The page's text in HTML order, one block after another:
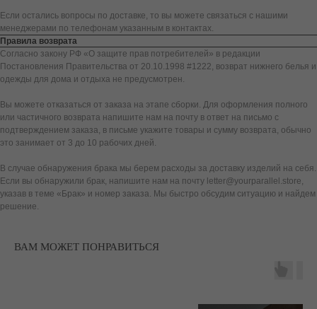
Если остались вопросы по доставке, то вы можете связаться с нашими
менеджерами по телефонам указанным в контактах.
Правила возврата
Согласно закону РФ «О защите прав потребителей» в редакции
Постановления Правительства от 20.10.1998 #1222, возврат нижнего белья и
одежды для дома и отдыха не предусмотрен.
Вы можете отказаться от заказа на этапе сборки. Для оформления полного
или частичного возврата напишите нам на почту в ответ на письмо с
подтверждением заказа, в письме укажите товары и сумму возврата, обычно
это занимает от 3 до 10 рабочих дней.
В случае обнаружения брака мы берем расходы за доставку изделий на себя.
Если вы обнаружили брак, напишите нам на почту letter@yourparallel.store,
указав в теме «Брак» и номер заказа. Мы быстро обсудим ситуацию и найдем
решение.
ВАМ МОЖЕТ ПОНРАВИТЬСЯ